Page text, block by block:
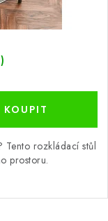
Tento rozkládací stůl
prostoru.